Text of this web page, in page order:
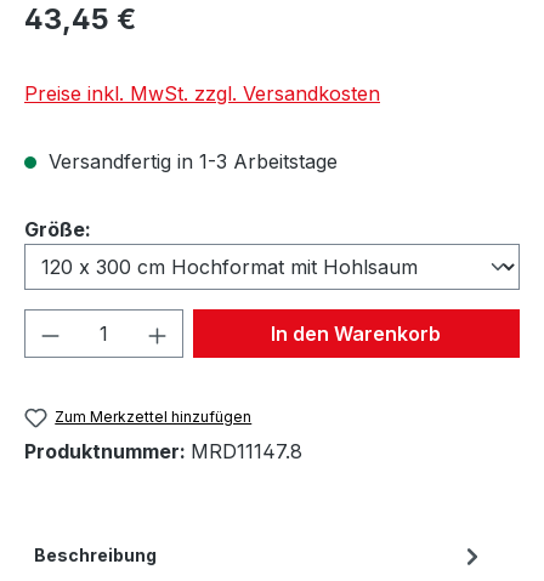
43,45 €
Preise inkl. MwSt. zzgl. Versandkosten
Versandfertig in 1-3 Arbeitstage
Größe:
Produkt Anzahl: Gib denIn den Warenkorb
Zum Merkzettel hinzufügen
Produktnummer: MRD11147.8
Beschreibung